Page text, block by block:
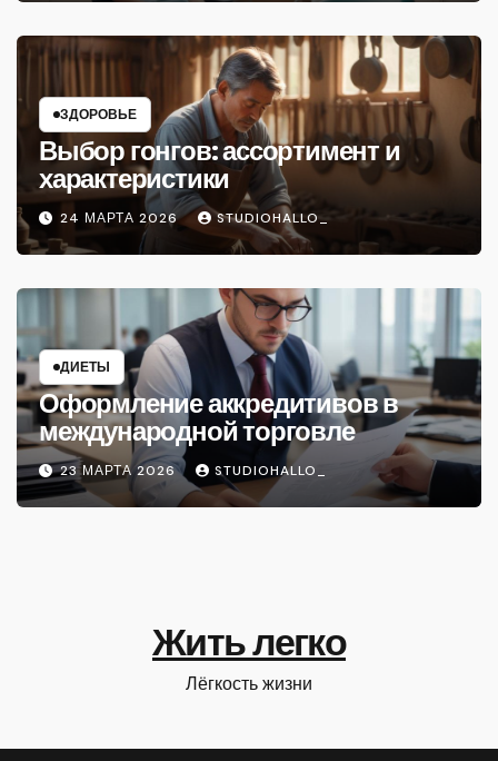
ЗДОРОВЬЕ
Выбор гонгов: ассортимент и
характеристики
24 МАРТА 2026 STUDIOHALLO_
ДИЕТЫ
Оформление аккредитивов в
международной торговле
23 МАРТА 2026 STUDIOHALLO_
Жить легко
Лёгкость жизни